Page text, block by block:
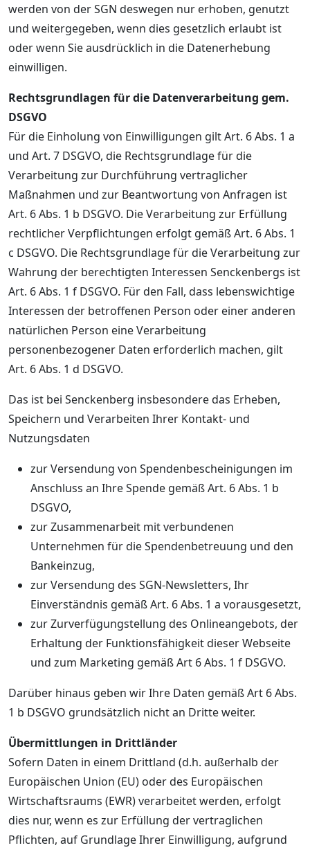
werden von der SGN deswegen nur erhoben, genutzt
und weitergegeben, wenn dies gesetzlich erlaubt ist
oder wenn Sie ausdrücklich in die Datenerhebung
einwilligen.
Rechtsgrundlagen für die Datenverarbeitung gem.
DSGVO
Für die Einholung von Einwilligungen gilt Art. 6 Abs. 1 a
und Art. 7 DSGVO, die Rechtsgrundlage für die
Verarbeitung zur Durchführung vertraglicher
Maßnahmen und zur Beantwortung von Anfragen ist
Art. 6 Abs. 1 b DSGVO. Die Verarbeitung zur Erfüllung
rechtlicher Verpflichtungen erfolgt gemäß Art. 6 Abs. 1
c DSGVO. Die Rechtsgrundlage für die Verarbeitung zur
Wahrung der berechtigten Interessen Senckenbergs ist
Art. 6 Abs. 1 f DSGVO. Für den Fall, dass lebenswichtige
Interessen der betroffenen Person oder einer anderen
natürlichen Person eine Verarbeitung
personenbezogener Daten erforderlich machen, gilt
Art. 6 Abs. 1 d DSGVO.
Das ist bei Senckenberg insbesondere das Erheben,
Speichern und Verarbeiten Ihrer Kontakt- und
Nutzungsdaten
zur Versendung von Spendenbescheinigungen im
Anschluss an Ihre Spende gemäß Art. 6 Abs. 1 b
DSGVO,
zur Zusammenarbeit mit verbundenen
Unternehmen für die Spendenbetreuung und den
Bankeinzug,
zur Versendung des SGN-Newsletters, Ihr
Einverständnis gemäß Art. 6 Abs. 1 a vorausgesetzt,
zur Zurverfügungstellung des Onlineangebots, der
Erhaltung der Funktionsfähigkeit dieser Webseite
und zum Marketing gemäß Art 6 Abs. 1 f DSGVO.
Darüber hinaus geben wir Ihre Daten gemäß Art 6 Abs.
1 b DSGVO grundsätzlich nicht an Dritte weiter.
Übermittlungen in Drittländer
Sofern Daten in einem Drittland (d.h. außerhalb der
Europäischen Union (EU) oder des Europäischen
Wirtschaftsraums (EWR) verarbeitet werden, erfolgt
dies nur, wenn es zur Erfüllung der vertraglichen
Pflichten, auf Grundlage Ihrer Einwilligung, aufgrund